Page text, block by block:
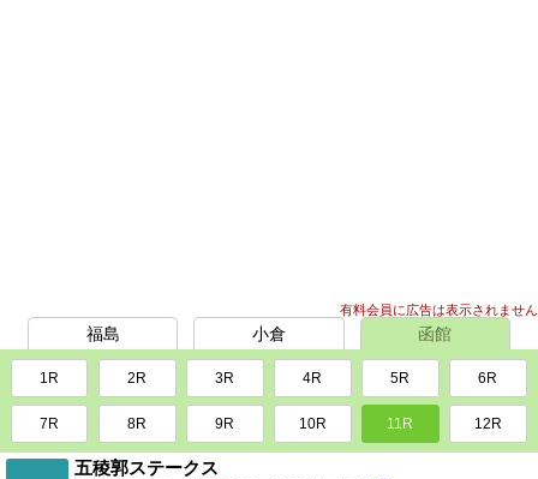
有料会員に広告は表示されません
福島 小倉 函館
1R 2R 3R 4R 5R 6R
7R 8R 9R 10R 11R 12R
五稜郭ステークス